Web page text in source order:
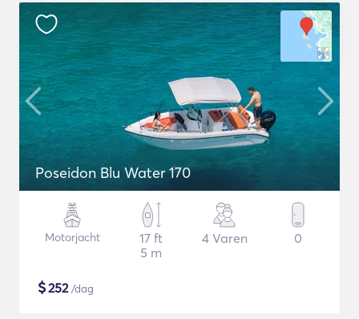
Poseidon Blu Water 170
Motorjacht
17 ft
5 m
4 Varen 0
$252/dag